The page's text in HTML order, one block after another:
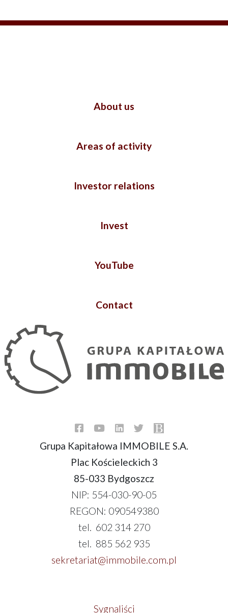
About us
Areas of activity
Investor relations
Invest
YouTube
Contact
Grupa Kapitałowa IMMOBILE S.A.
Plac Kościeleckich 3
85-033 Bydgoszcz
NIP: 554-030-90-05
REGON: 090549380
tel. 602 314 270
tel. 885 562 935
sekretariat@immobile.com.pl
Sygnaliści